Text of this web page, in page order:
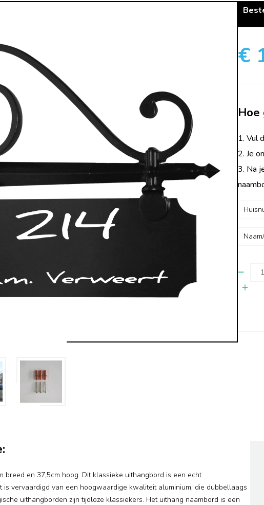
€
Hoe
1. Vul
2. Je
3. Na
breed en 37,5cm hoog. Dit klassieke uithangbord is een echt
is vervaardigd van een hoogwaardige kwaliteit aluminium, die dubbellaags
uithangborden zijn tijdloze klassiekers. Het uithang naambord is een